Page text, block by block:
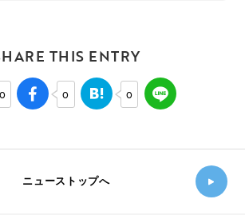
THIS ENTRY
0 0 0
ニューストップへ